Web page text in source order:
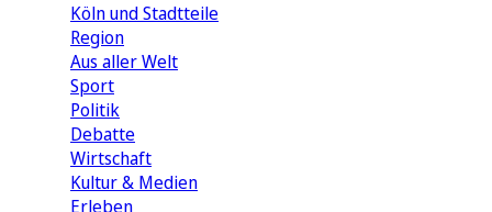
Köln und Stadtteile
Region
Aus aller Welt
Sport
Politik
Debatte
Wirtschaft
Kultur & Medien
Erleben